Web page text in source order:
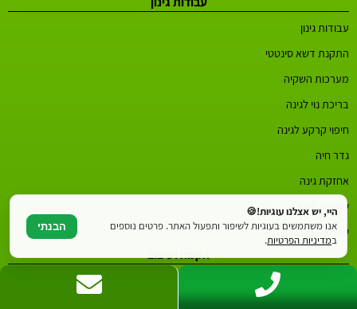
עבודות גינון
התקנת דשא סינטטי
מערכות השקיה
בריכת נוי לגינה
חיפוי קרקע לגינה
גדר חיה
אחזקת גינה
שתילת דשא
שתילת עצים
הקמה ועיצוב
עיצוב גינות גג
היי, יש אצלנו עוגיות!🍪
אנו משתמשים בעוגיות לשיפור ותפעול האתר. פרטים נוספים
במדיניות הפרטיות.
הבנתי